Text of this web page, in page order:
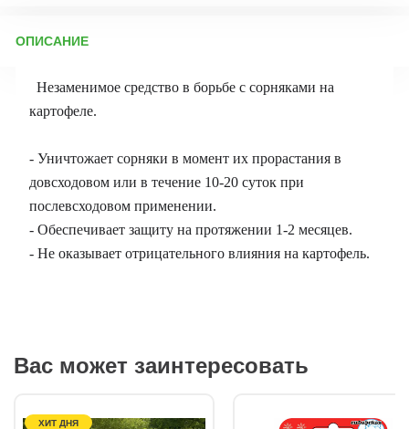
Бренд товара:
Срок отправки:
ОПИСАНИЕ
Незаменимое средство в борьбе с сорняками на
картофеле.
- Уничтожает сорняки в момент их прорастания в
довсходовом или в течение 10-20 суток при
послевсходовом применении.
- Обеспечивает защиту на протяжении 1-2 месяцев.
- Не оказывает отрицательного влияния на картофель.
Вас может заинтересовать
ХИТ ДНЯ